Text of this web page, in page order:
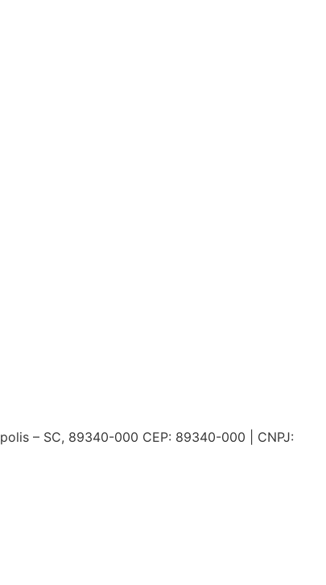
– SC, 89340-000 CEP: 89340-000 | CNPJ: